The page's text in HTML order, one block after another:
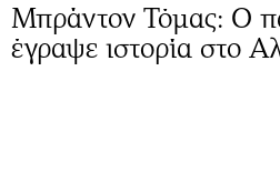
Μπράντον Τόμας: Ο
έγραψε ιστορία στο